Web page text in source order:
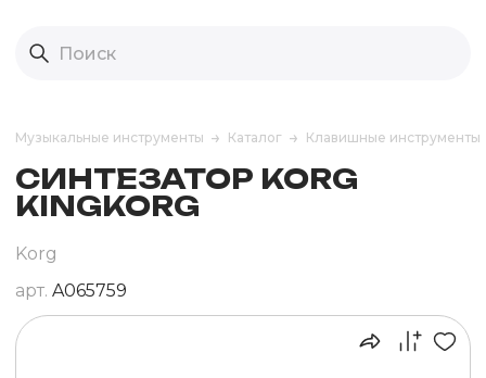
Музыкальные инструменты Каталог Клавишные инструменты
СИНТЕЗАТОР KORG
KINGKORG
Korg
арт. A065759